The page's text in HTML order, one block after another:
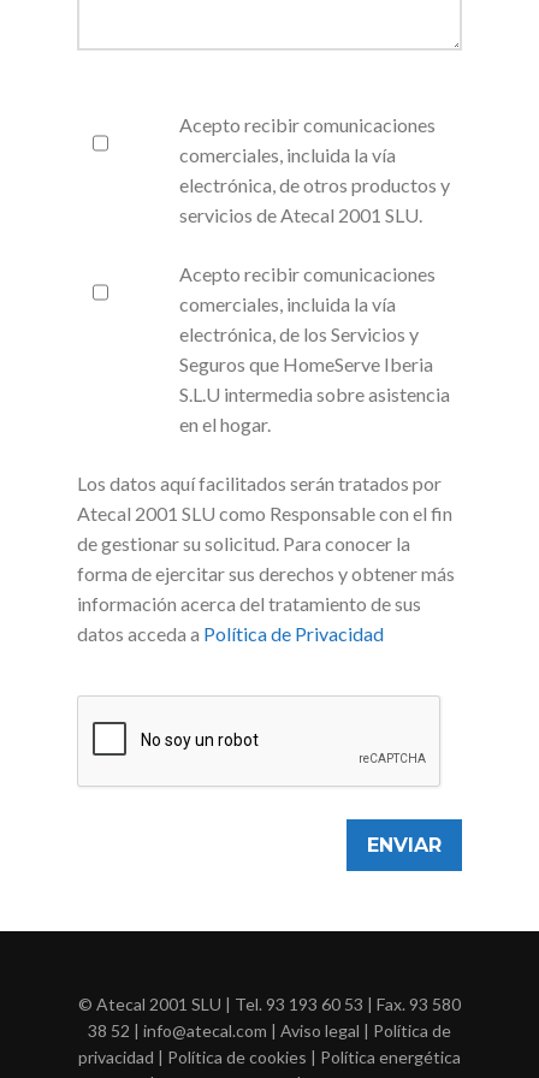
Acepto recibir comunicaciones
comerciales, incluida la vía
electrónica, de otros productos y
servicios de Atecal 2001 SLU.
Acepto recibir comunicaciones
comerciales, incluida la vía
electrónica, de los Servicios y
Seguros que HomeServe Iberia
S.L.U intermedia sobre asistencia
en el hogar.
Los datos aquí facilitados serán tratados por
Atecal 2001 SLU como Responsable con el fin
de gestionar su solicitud. Para conocer la
forma de ejercitar sus derechos y obtener más
información acerca del tratamiento de sus
datos acceda a Política de Privacidad
© Atecal 2001 SLU | Tel. 93 193 60 53 | Fax. 93 580
38 52 | info@atecal.com | Aviso legal | Política de
privacidad | Política de cookies | Política energética